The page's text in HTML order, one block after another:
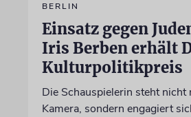
BERLIN
Einsatz gegen
Iris Berben erhält
Kulturpolitikpreis
Die Schauspielerin steht nicht
Kamera, sondern engagiert